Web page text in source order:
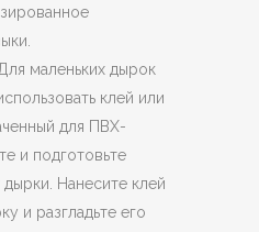
маленьких дырок
клей или
для ПВХ-
и подготовьте
Нанесите клей
и разгладьте его